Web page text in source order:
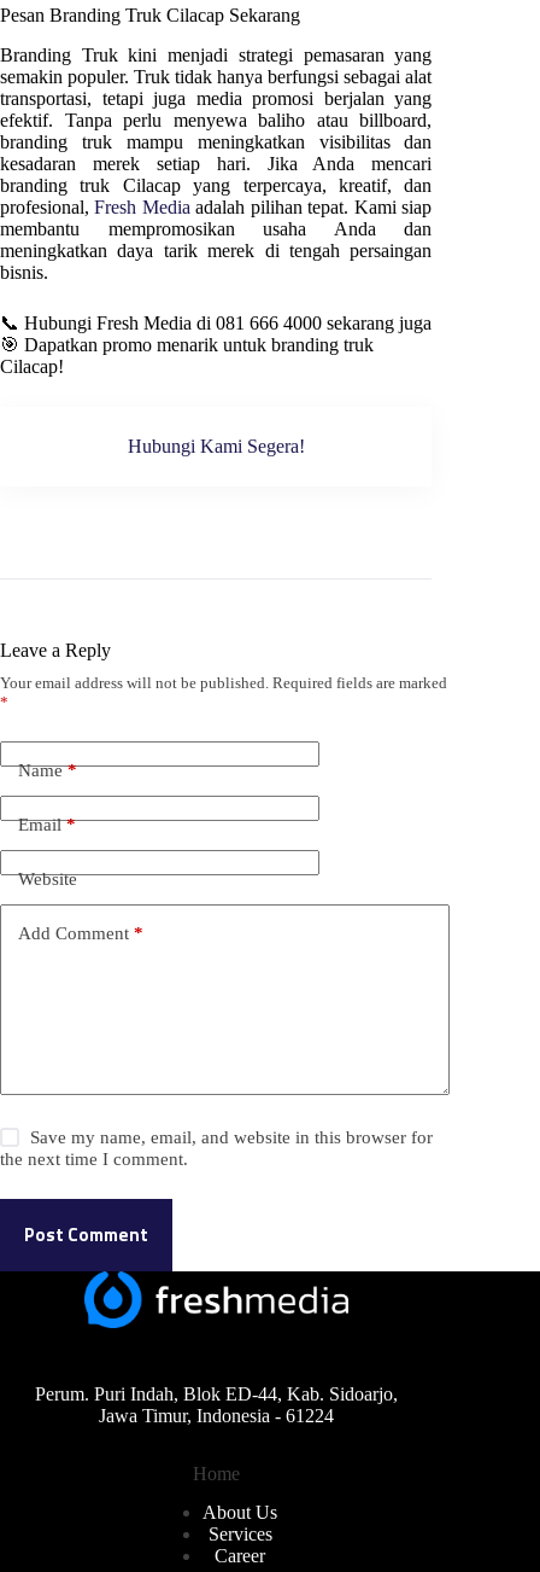
Pesan Branding Truk Cilacap Sekarang
Branding Truk kini menjadi strategi pemasaran yang
semakin populer. Truk tidak hanya berfungsi sebagai alat
transportasi, tetapi juga media promosi berjalan yang
efektif. Tanpa perlu menyewa baliho atau billboard,
branding truk mampu meningkatkan visibilitas dan
kesadaran merek setiap hari. Jika Anda mencari
branding truk Cilacapyang terpercaya, kreatif, dan
profesional,Fresh Media adalah pilihan tepat. Kami siap
membantu mempromosikan usaha Anda dan
meningkatkan daya tarik merek di tengah persaingan
bisnis.
📞 Hubungi Fresh Media di 081 666 4000 sekarang juga
🎯 Dapatkan promo menarik untuk branding truk
Cilacap!
Hubungi Kami Segera!
Leave a Reply
Your email address will not be published. Required fields are marked
*
Name*
Email*
Website
Add Comment *
Save my name, email, and website in this browser for
the next time I comment.
Post Comment
Perum. Puri Indah, Blok ED-44, Kab. Sidoarjo,
Jawa Timur, Indonesia - 61224
Home
About Us
Services
Career